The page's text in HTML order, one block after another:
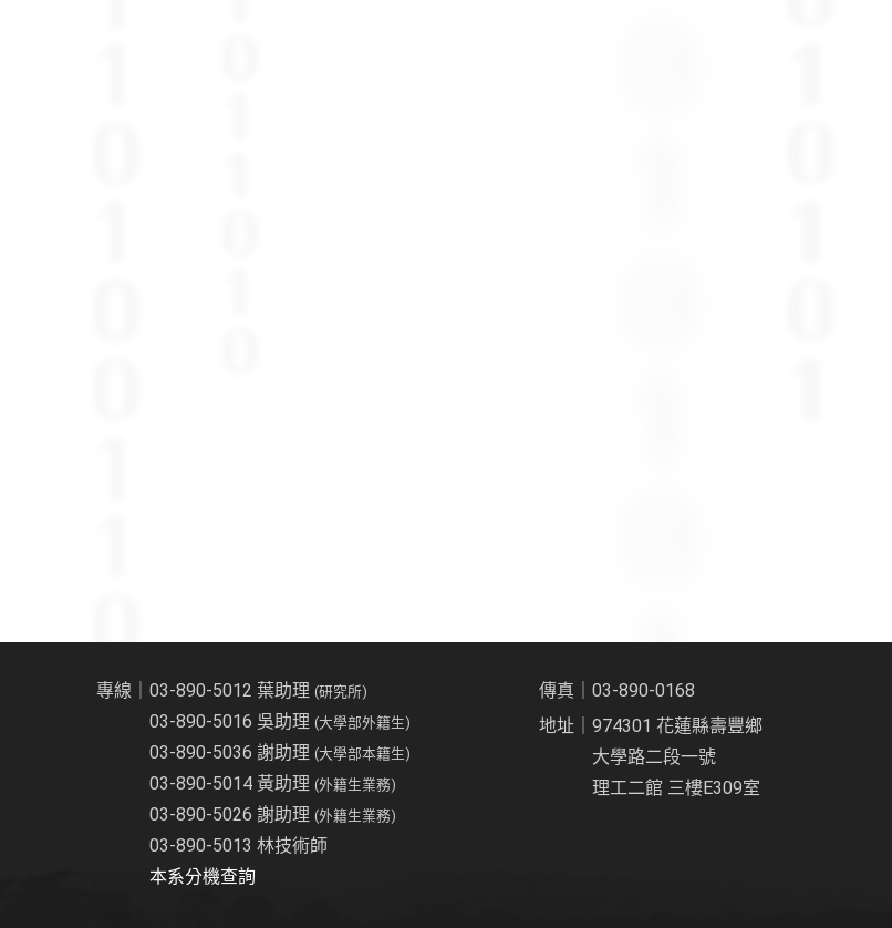
專線｜03-890-5012 葉助理 (研究所)
03-890-5016 吳助理 (大學部外籍生)
03-890-5036 謝助理 (大學部本籍生)
03-890-5014 黃助理 (外籍生業務)
03-890-5026 謝助理 (外籍生業務)
03-890-5013 林技術師
本系分機查詢
傳真｜03-890-0168
地址｜974301 花蓮縣壽豐鄉
大學路二段一號
理工二館 三樓E309室